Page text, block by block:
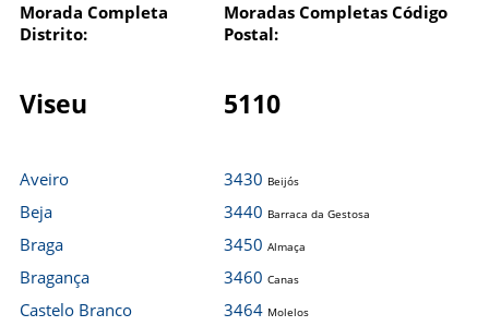
Morada Completa
Distrito:
Moradas Completas Código
Postal:
Viseu 5110
Aveiro
Beja
Braga
Bragança
Castelo Branco
3430 Beijós
3440 Barraca da Gestosa
3450 Almaça
3460 Canas
3464 Molelos